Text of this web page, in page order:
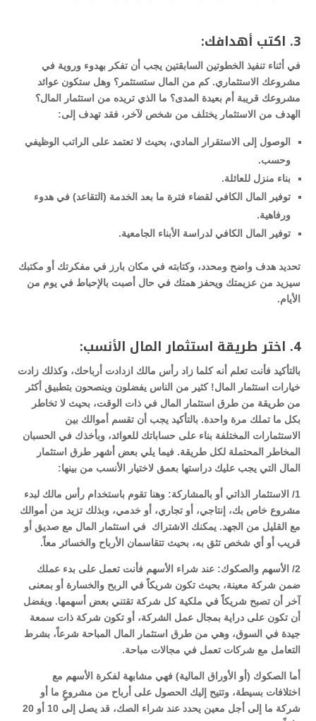
3. اكتب أهدافك:
في أثناء تنفيذ الخطوتين السابقتين يجب أن تفكر بهدوء وروية في
مشروعك الاستثماري. كم من المال ستستثمر؟ وهل ستكون عوائد
مشروعك قريبة أم بعيدة المدى؟ ما الذي تريده من استثمار المال؟
الهدف من الاستثمار يختلف من شخص لآخر، فقد تهدف إلى:
الوصول إلى الاستقرار المادي، بحيث لا تعتمد على الراتب الوظيفي
وحسب.
بناء منزل للعائلة.
توفير المال الكافي لقضاء فترة ما بعد الخدمة (التقاعد) في هدوء
ورفاهية.
توفير المال الكافي لدراسة الأبناء الجامعية.
تحديد هدف واضح ومحدد، وكتابته في مكان بارز في مفكرتك أو مكتبك
سيزيد من عزيمتك ويحفز همتك في حال أصبت بالإحباط في يوم من
الأيام.
4. اختر طريقة استثمار المال الأنسب:
بالتأكيد فأنت تعلم أنه كلما زاد رأس مالك ازدادت أرباحك، وكذلك زادت
خيارات استثمار المال! كثير من الناس يفضلون وينصحون بتطبيق أكثر
من طريقة من طرق استثمار المال في ذات الوقت، بحيث لا تخاطر
بكل ما تملك مرة واحدة. بالتأكيد يجب أن تقسم أموالك بين
الاستثمارات المختلفة بناء على حساباتك للعوائد، وبأخذك في الحسبان
المخاطر المحتملة لكل طريقة. فيما يلي بعض أشهر طرق استثمار
المال التي يجب عليك دراستها بعمق لاختيار الأنسب من بينها:
1/ الاستثمار الذاتي أو بالمشاركة: وهنا تقوم باستخدام رأس مالك لبدء
مشروع خاص بك، إنتاجي، أو تجاري، أو خدمي، وبذلك تزيد من أموالك
مع القليل من الجهد. يمكنك الاشتراك في استثمار المال مع صديق أو
قريب أو أي شخص تثق به، بحيث تتقاسمان الأرباح والخسائر معاً.
2/ الأسهم والصكوك: عند شراء الأسهم فأنت تعمل على بدء عملك
ضمن شركة معينة، بحيث تكون شريكاً في الربح والخسارة أو بمعنى
آخر أن تصبح شريكاً في ملكية كل شركة تقتني بعض أسهمها. ويفضل
أن تكون على دراية بمجال عمل الشركة، أو تكون شركة ذات سمعة
جيدة في السوق، وهي من طرق استثمار المال المباحة شرعاً، بشرط
التعامل مع شركات تعمل في مجالات مباحة.
أما الصكوك (أو الأوراق المالية) فهي مشابهة لفكرة الأسهم مع
اختلافات بسيطة، وتتيح إليك الحصول على أرباح من مشروعٍ ما أو
شركة ما إلى أجل معين يحدد عند شراء الصك، قد يصل إلى 10 أو 20